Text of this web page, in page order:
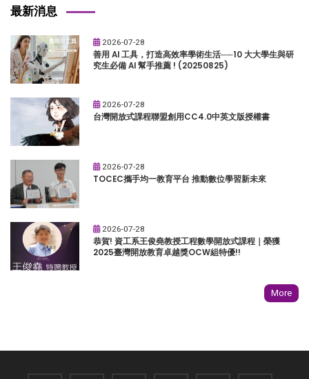
最新消息
2026-07-28
善用 AI 工具，打造高效率學術生活──10 大大學生與研
究生必備 AI 幫手推薦 ! (20250825)
2026-07-28
台灣開放式課程聯盟創用CC4.0中英文版授權書
2026-07-28
TOCEC攜手均一教育平台 推動數位學習新未來
2026-07-28
恭賀! 資工系王俊堯教授工程數學開放式課程｜榮獲
2025臺灣開放教育卓越獎OCW組特優!!
More